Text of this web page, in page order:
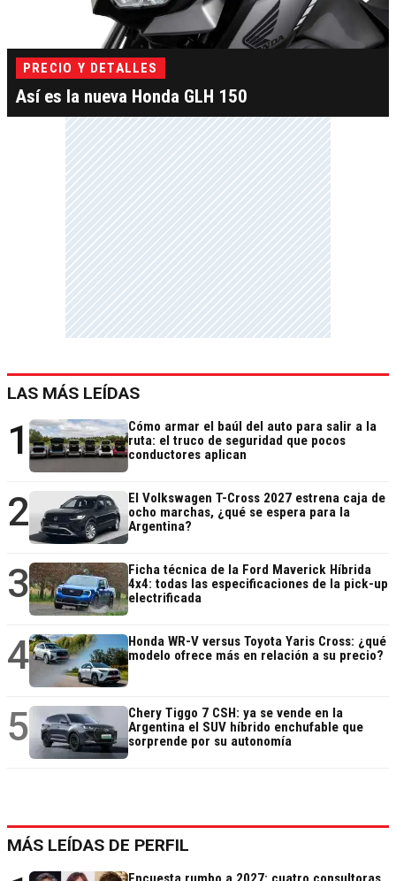
PRECIO Y DETALLES
Así es la nueva Honda GLH 150
LAS MÁS LEÍDAS
1
Cómo armar el baúl del auto para salir a la
ruta: el truco de seguridad que pocos
conductores aplican
2
El Volkswagen T-Cross 2027 estrena caja de
ocho marchas, ¿qué se espera para la
Argentina?
3
Ficha técnica de la Ford Maverick Híbrida
4x4: todas las especificaciones de la pick-up
electrificada
4
Honda WR-V versus Toyota Yaris Cross: ¿qué
modelo ofrece más en relación a su precio?
5
Chery Tiggo 7 CSH: ya se vende en la
Argentina el SUV híbrido enchufable que
sorprende por su autonomía
MÁS LEÍDAS DE PERFIL